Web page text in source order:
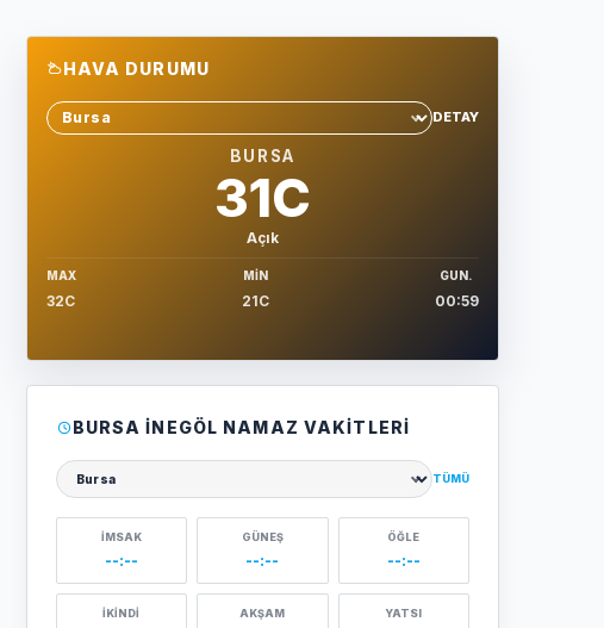
HAVA DURUMU
Sehir sec
DETAY
BURSA
31C
Açık
MAX
32C
MIN
21C
GUN.
00:59
BURSA İNEGÖL NAMAZ VAKITLERI
Şehir seçin
TÜMÜ
İMSAK
--:--
GÜNEŞ
--:--
ÖĞLE
--:--
İKINDI AKŞAM YATSI